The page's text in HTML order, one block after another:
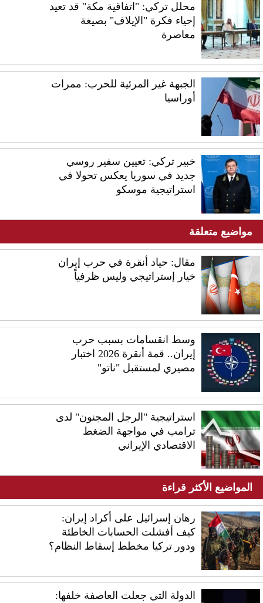
محلل تركي: "اتفاقية مكة" قد تعيد
إحياء فكرة "الإيلاف" بصيغة
معاصرة
الجبهة غير المرئية للحرب: ممرات
أوراسيا
خبير تركي: تعيين سفير روسي
جديد في سوريا يعكس تحولا في
استراتيجية موسكو
مواضيع متعلقة
مقال: حياد أنقرة في حرب إيران
خيار إستراتيجي وليس ظرفياً
وسط انقسامات بسبب حرب
إيران.. قمة أنقرة 2026 اختبار
مصيري لمستقبل "ناتو"
استراتيجية "الرجل المجنون" لدى
ترامب في مواجهة الضغط
الاقتصادي الإيراني
المواضيع الأكثر قراءة
رهان إسرائيل على أكراد إيران:
كيف أفشلت الحسابات الخاطئة
ودور تركيا مخطط إسقاط النظام؟
الدولة التي جعلت العاصفة خلفها: